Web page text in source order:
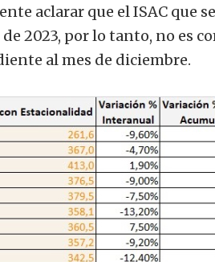
aclarar que el ISAC que
2023, por lo tanto, no es
al mes de diciembre.